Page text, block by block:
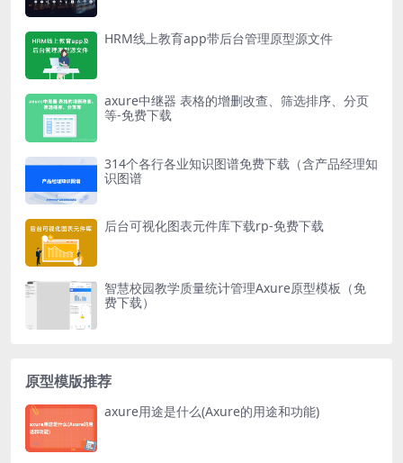
HRM线上教育app带后台管理原型源文件
axure中继器 表格的增删改查、筛选排序、分页
等-免费下载
314个各行各业知识图谱免费下载（含产品经理知
识图谱
后台可视化图表元件库下载rp-免费下载
智慧校园教学质量统计管理Axure原型模板（免
费下载）
原型模版推荐
axure用途是什么(Axure的用途和功能)